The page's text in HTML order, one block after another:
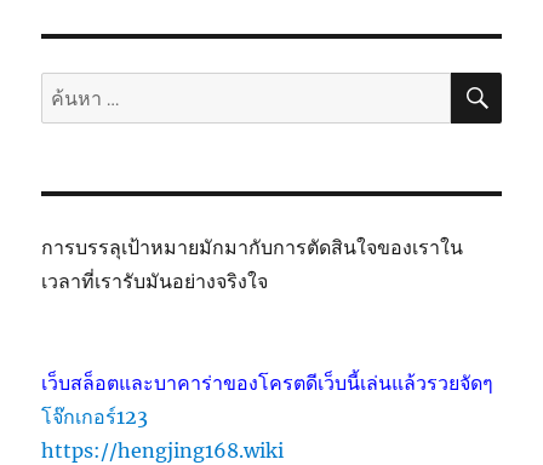
ค้นหา: ค้น
การบรรลุเป้าหมายมักมากับการตัดสินใจของเราใน
เวลาที่เรารับมันอย่างจริงใจ
เว็บสล็อตและบาคาร่าของโครตดีเว็บนี้เล่นแล้วรวยจัดๆ
โจ๊กเกอร์123
https://hengjing168.wiki